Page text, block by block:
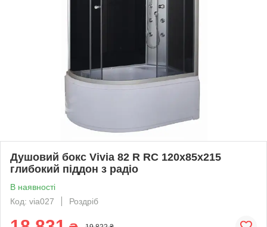
Душовий бокс Vivia 82 R RC 120х85х215
глибокий піддон з радіо
В наявності
Код: via027
Роздріб